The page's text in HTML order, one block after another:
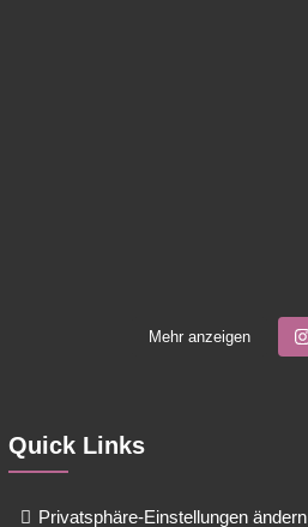
Mehr anzeigen
Quick Links
Privatsphäre-Einstellungen ändern